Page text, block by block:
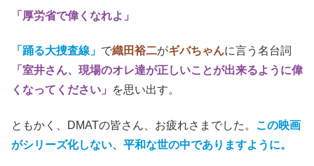
「厚労省で偉くなれよ」
「踊る大捜査線」 で織田裕二がギバちゃんに言う名台詞
「室井さん、現場のオレ達が正しいことが出来るように偉
くなってください」
を思い出す。
ともかく、DMATの皆さん、お疲れさまでした。 この映画
がシリーズ化しない、平和な世の中でありますように。